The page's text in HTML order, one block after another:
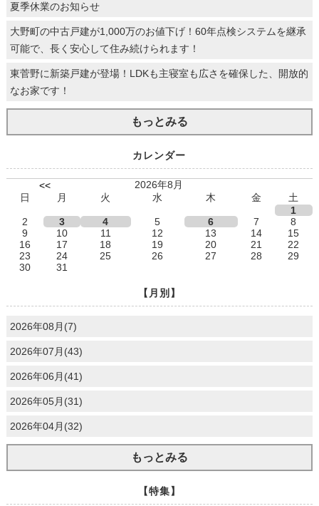
夏季休業のお知らせ
大野町の中古戸建が1,000万のお値下げ！60年点検システムを継承
可能で、長く安心して住み続けられます！
東菅野に新築戸建が登場！LDKも主寝室も広さを確保した、開放的
なお家です！
もっとみる
カレンダー
<<
2026年8月
日
月 火 水 木 金
土
1
2
3 4 5 6 7
8
9
10 11 12 13 14
15
16
17 18 19 20 21
22
23
24 25 26 27 28
29
30
31
【月別】
2026年08月(7)
2026年07月(43)
2026年06月(41)
2026年05月(31)
2026年04月(32)
もっとみる
【特集】